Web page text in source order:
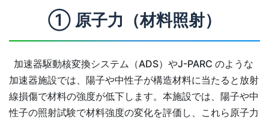
① 原子力（材料照射）
加速器駆動核変換システム（ADS）やJ-PARC のような
加速器施設では、陽子や中性子が構造材料に当たると放射
線損傷で材料の強度が低下します。本施設では、陽子や中
性子の照射試験で材料強度の変化を評価し、これら原子力